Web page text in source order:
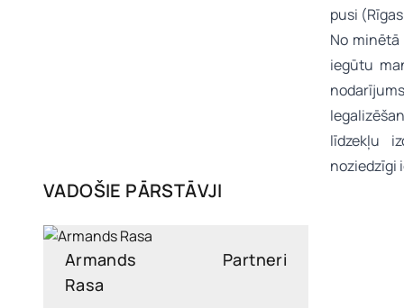
pusi
No
iegūtu
līdzekļu
noziedzīgi
VADOŠIE PĀRSTĀVJI
Armands
Rasa
Partneri